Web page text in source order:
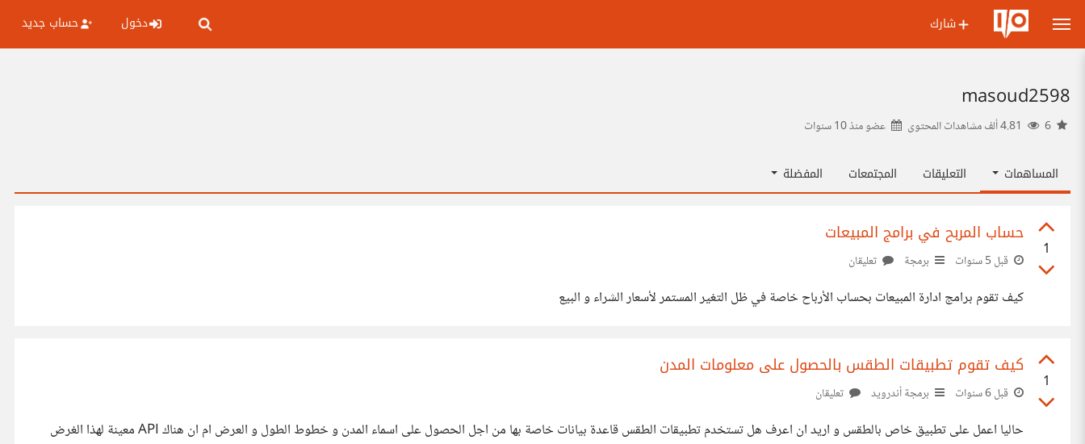
شارك دخول حساب جديد
masoud2598
عضو منذ10 سنوات
المساهمات التعليقات المجتمعات المفضلة
1
حساب المربح في برامج المبيعات
قبل 5 سنوات برمجة تعليقان
كيف تقوم برامج ادارة المبيعات بحساب الأرباح خاصة في ظل التغير المستمر لأسعار الشراء و البيع
1
كيف تقوم تطبيقات الطقس بالحصول على معلومات المدن
قبل 6 سنوات برمجة أندرويد تعليقان
حاليا اعمل على تطبيق خاص بالطقس و اريد ان اعرف هل تستخدم تطبيقات الطقس قاعدة بيانات خاصة بها من اجل الحصول على اسماء المدن و خطوط الطول و العرض ام ان هناك API معينة لهذا الغرض